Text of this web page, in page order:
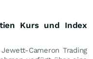
Kurs und Index
Cameron Trading